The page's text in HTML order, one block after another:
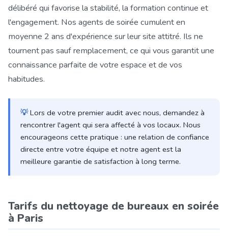
délibéré qui favorise la stabilité, la formation continue et
l'engagement. Nos agents de soirée cumulent en
moyenne 2 ans d'expérience sur leur site attitré. Ils ne
tournent pas sauf remplacement, ce qui vous garantit une
connaissance parfaite de votre espace et de vos
habitudes.
💡Lors de votre premier audit avec nous, demandez à
rencontrer l'agent qui sera affecté à vos locaux. Nous
encourageons cette pratique : une relation de confiance
directe entre votre équipe et notre agent est la
meilleure garantie de satisfaction à long terme.
Tarifs du nettoyage de bureaux en soirée
à Paris